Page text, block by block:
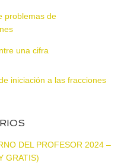
problemas de
una cifra
iniciación a las fracciones
DEL PROFESOR 2024 –
GRATIS)